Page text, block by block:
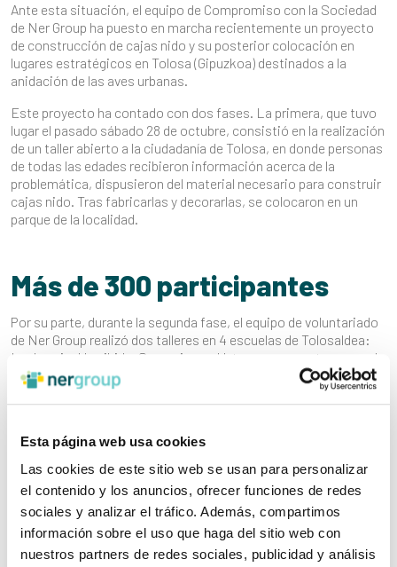
Esta página web usa cookies
Las cookies de este sitio web se usan para personalizar
el contenido y los anuncios, ofrecer funciones de redes
sociales y analizar el tráfico. Además, compartimos
información sobre el uso que haga del sitio web con
nuestros partners de redes sociales, publicidad y análisis
Ante esta situación, el equipo de Compromiso con la Sociedad
de Ner Group ha puesto en marcha recientemente un proyecto
de construcción de cajas nido y su posterior colocación en
lugares estratégicos en Tolosa (Gipuzkoa) destinados a la
anidación de las aves urbanas.
Este proyecto ha contado con dos fases. La primera, que tuvo
lugar el pasado sábado 28 de octubre, consistió en la realización
de un taller abierto a la ciudadanía de Tolosa, en donde personas
de todas las edades recibieron información acerca de la
problemática, dispusieron del material necesario para construir
cajas nido. Tras fabricarlas y decorarlas, se colocaron en un
parque de la localidad.
Más de 300 participantes
Por su parte, durante la segunda fase, el equipo de voluntariado
de Ner Group realizó dos talleres en 4 escuelas de Tolosaldea:
Laskorain, Herrikide, Samaniego y Uzturpe, que contaron con la
participación total de 300 alumnos/as de 2º de primaria.
“Además de la respuesta satisfactoria del alumnado de
los centros escolares, cabe destacar que también ha
sido una actividad de alta satisfacción para el
voluntariado participante, procedente de 5
organizaciones pertenecientes a Ner Group:
Panelfisa
Talleres Arreche , Logos ,Zubiola y
Atzio Orexa, coordinador de Compromiso con la